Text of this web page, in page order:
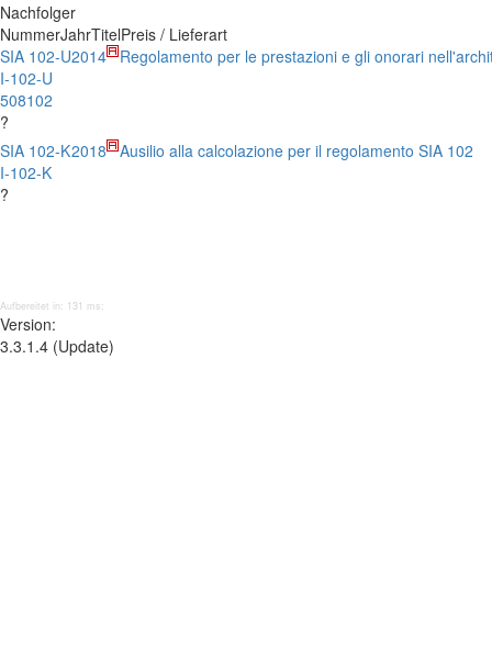
Nachfolger
NummerJahrTitelPreis / Lieferart
SIA 102-U
I-102-U
508102
?
2014 Regolamento per le prestazioni e gli onorari
SIA 102-K
I-102-K
?
2018 Ausilio alla calcolazione per il regolamento SIA 102
Aufbereitet in: 131 ms;
Version:
3.3.1.4 (Update)